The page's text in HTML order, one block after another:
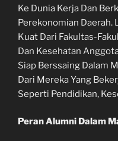
Ke Dunia Kerja Dan
Perekonomian Daerah.
Kuat Dari Fakultas-
Dan Kesehatan
Siap Berssaing Dalam
Dari Mereka Yang
Seperti Pendidikan,
Peran Alumni Dalam